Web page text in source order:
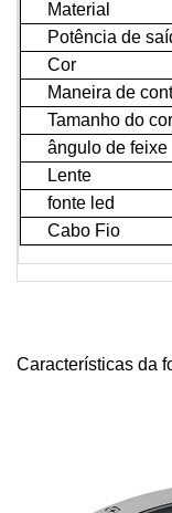
Material
Potência de
Cor
Maneira de
Tamanho do
ângulo de feixe
Lente
fonte led
Cabo Fio
Características da